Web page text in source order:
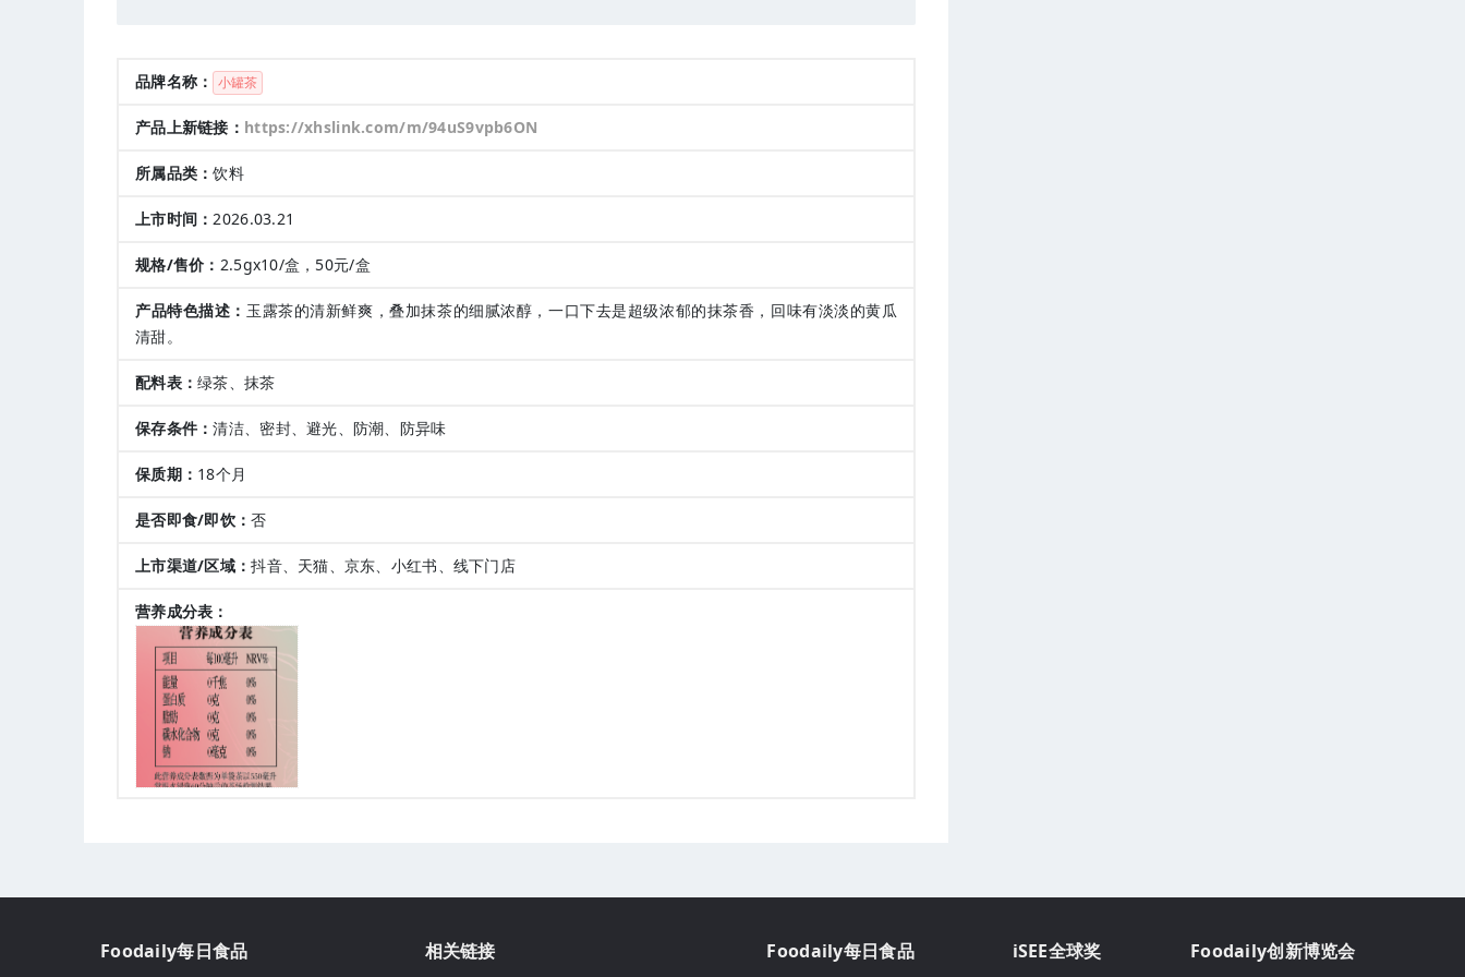
品牌名称： 小罐茶
产品上新链接： https://xhslink.com/m/94uS9vpb6ON
所属品类：饮料
上市时间：2026.03.21
规格/售价： 2.5gx10/盒，50元/盒
产品特色描述： 玉露茶的清新鲜爽，叠加抹茶的细腻浓醇，一口下去是超级浓郁的抹茶香，回味有淡淡的黄瓜
清甜。
配料表：绿茶、抹茶
保存条件：清洁、密封、避光、防潮、防异味
保质期： 18个月
是否即食/即饮：否
上市渠道/区域：抖音、天猫、京东、小红书、线下门店
营养成分表：
Foodaily每日食品 相关链接 Foodaily每日食品 iSEE全球奖 Foodaily创新博览会